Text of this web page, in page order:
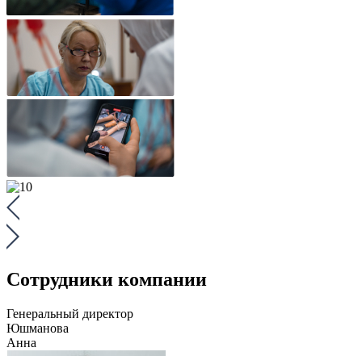
Сотрудники компании
Генеральный директор
Юшманова
Анна